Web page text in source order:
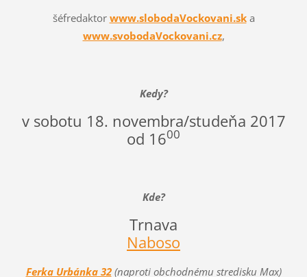
šéfredaktor www.slobodaVockovani.ska
www.svobodaVockovani.cz,
Kedy?
v sobotu 18. novembra/studeňa 2017
od 1600
Kde?
Trnava
Naboso
Ferka Urbánka 32(naproti obchodnému stredisku Max)